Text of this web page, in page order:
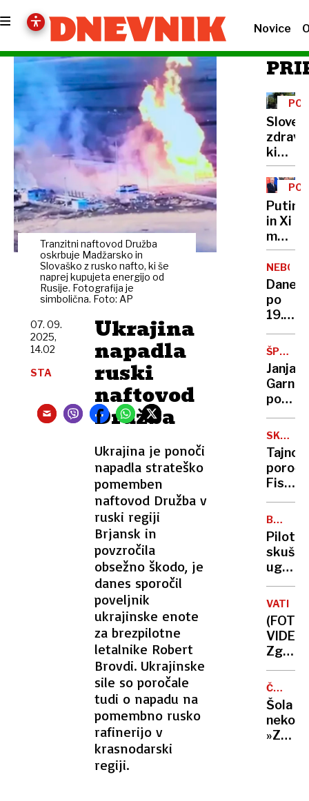
Novice
Tranzitni naftovod Družba
oskrbuje Madžarsko in
Slovaško z rusko nafto, ki še
naprej kupujeta energijo od
Rusije. Fotografija je
simbolična. Foto: AP
Ukrajina
napadla
ruski
naftovod
Družba
Ukrajina je ponoči
napadla strateško
pomemben
naftovod Družba v
ruski regiji
Brjansk in
povzročila
obsežno škodo, je
danes sporočil
poveljnik
ukrajinske enote
za brezpilotne
letalnike Robert
Brovdi. Ukrajinske
sile so poročale
tudi o napadu na
pomembno rusko
rafinerijo v
krasnodarski
regiji.
07. 09.
2025,
14.02
STA
NA
ki
jezik
Strah
je
hujši
PO
Putin
in Xi
o
Kaj
pravi
NEBO
Danes
po
19.
uri
bo
lunin
mrk:
točno
ZVEZDA
Janja
po
49.
zmagi
se
kje
so
meje
Tajno
Fisa:
Tudi
druge
s
BOJ
V
ZRAKU
Pilot
skušal
letala
– bil
je
pod
gob
(FOTO,
VIDEO)
prvi
postal
ČRNO-
BELO
Šola
nekoč:
»Za